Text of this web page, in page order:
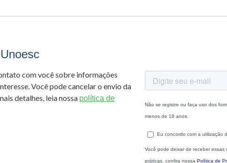
com você sobre informações
Você pode cancelar o envio da
detalhes, leia nossa política de